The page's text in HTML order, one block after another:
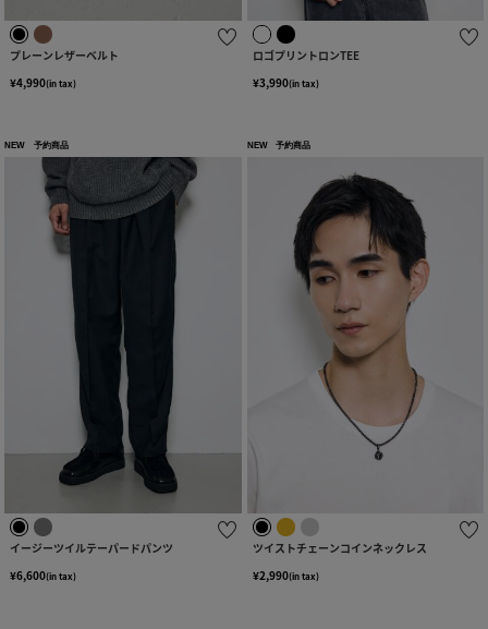
プレーンレザーベルト
¥4,990(in tax)
ロゴプリントロンTEE
¥3,990(in tax)
NEW 予約商品
イージーツイルテーパードパンツ
¥6,600(in tax)
NEW 予約商品
ツイストチェーンコインネックレス
¥2,990(in tax)